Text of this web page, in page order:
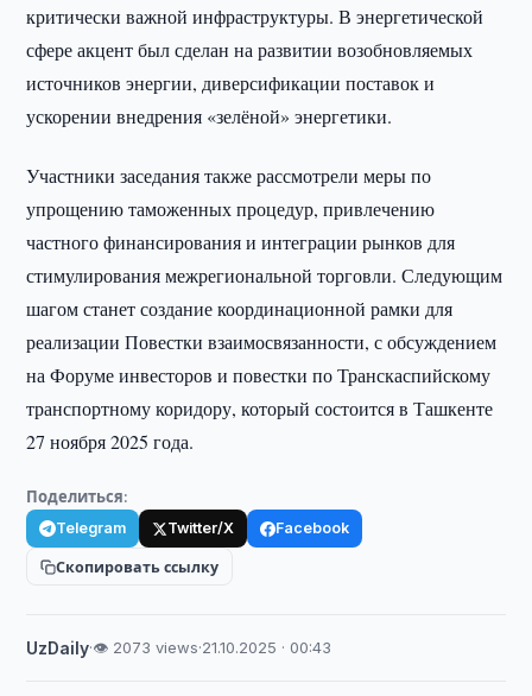
критически важной инфраструктуры. В энергетической
сфере акцент был сделан на развитии возобновляемых
источников энергии, диверсификации поставок и
ускорении внедрения «зелёной» энергетики.
Участники заседания также рассмотрели меры по
упрощению таможенных процедур, привлечению
частного финансирования и интеграции рынков для
стимулирования межрегиональной торговли. Следующим
шагом станет создание координационной рамки для
реализации Повестки взаимосвязанности, с обсуждением
на Форуме инвесторов и повестки по Транскаспийскому
транспортному коридору, который состоится в Ташкенте
27 ноября 2025 года.
Поделиться:
Telegram Twitter/X Facebook
Скопировать ссылку
UzDaily·👁 2073 views·21.10.2025 · 00:43